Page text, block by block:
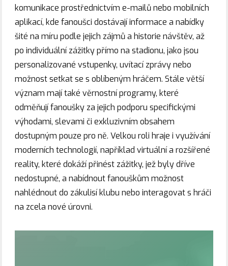
komunikace prostřednictvím e-mailů nebo mobilních
aplikací, kde fanoušci dostávají informace a nabídky
šité na míru podle jejich zájmů a historie návštěv, až
po individuální zážitky přímo na stadionu, jako jsou
personalizované vstupenky, uvítací zprávy nebo
možnost setkat se s oblíbeným hráčem. Stále větší
význam mají také věrnostní programy, které
odměňují fanoušky za jejich podporu specifickými
výhodami, slevami či exkluzivním obsahem
dostupným pouze pro ně. Velkou roli hraje i využívání
moderních technologií, například virtuální a rozšířené
reality, které dokáží přinést zážitky, jež byly dříve
nedostupné, a nabídnout fanouškům možnost
nahlédnout do zákulisí klubu nebo interagovat s hráči
na zcela nové úrovni.